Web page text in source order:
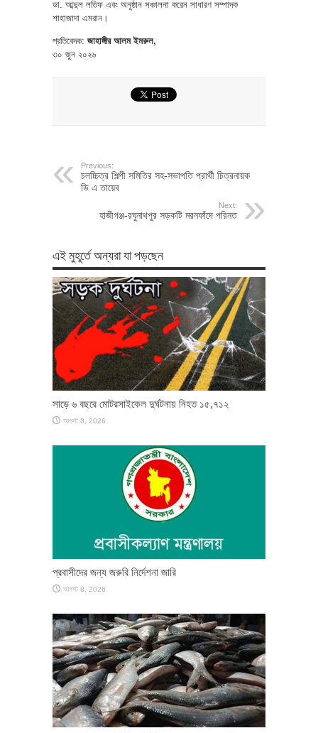
ডা. আব্দুল লতিফ এবং অনুষ্ঠান সঞ্চালনা করেন সাধারণ সম্পাদক
শাহাজাদা এমরান।
প্রতিবেদক: জাহাঙ্গীর আলম ইমরুল,
৩০ জুন ২০২৬
Previous:
চলচ্চিত্র শিল্পী সমিতির সহ-সভাপতি প্রার্থী চিত্রনায়ক
ডি এ তায়েব
Next:
হাজীগঞ্জ-রঘুনাথপুর সড়কটি মরনফাঁদে পরিনত
এই মুহূর্তে অন্যরা যা পড়ছেন
সাড়ে ৬ বছরে মোটরসাইকেল দুর্ঘটনায় নিহত ১৫,৭১২
আগস্ট 8, 2026
প্রবাসীদের জন্য জরুরি নির্দেশনা জারি
আগস্ট 8, 2026